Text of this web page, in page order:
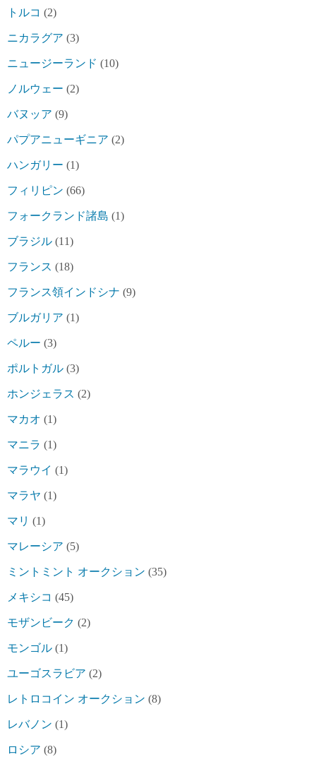
トルコ (2)
ニカラグア (3)
ニュージーランド (10)
ノルウェー (2)
バヌッア (9)
パプアニューギニア (2)
ハンガリー (1)
フィリピン (66)
フォークランド諸島 (1)
ブラジル (11)
フランス (18)
フランス領インドシナ (9)
ブルガリア (1)
ペルー (3)
ポルトガル (3)
ホンジェラス (2)
マカオ (1)
マニラ (1)
マラウイ (1)
マラヤ (1)
マリ (1)
マレーシア (5)
ミントミント オークション (35)
メキシコ (45)
モザンビーク (2)
モンゴル (1)
ユーゴスラビア (2)
レトロコイン オークション (8)
レバノン (1)
ロシア (8)